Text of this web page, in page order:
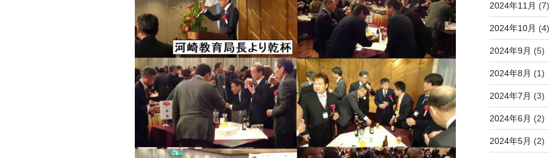
2024年11月 (7)
2024年10月 (4)
2024年9月 (5)
2024年8月 (1)
2024年7月 (3)
2024年6月 (2)
2024年5月 (2)